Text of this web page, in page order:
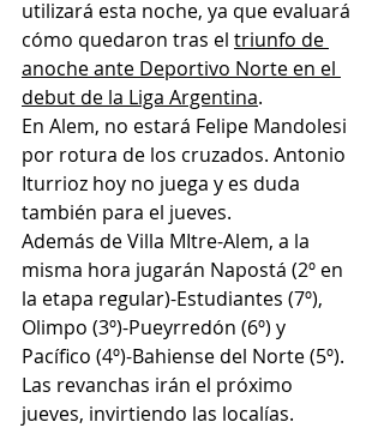
utilizará esta noche, ya que evaluará
cómo quedaron tras el triunfo de
anoche ante Deportivo Norte en el
debut de la Liga Argentina.
En Alem, no estará Felipe Mandolesi
por rotura de los cruzados. Antonio
Iturrioz hoy no juega y es duda
también para el jueves.
Además de Villa MItre-Alem, a la
misma hora jugarán Napostá (2º en
la etapa regular)-Estudiantes (7º),
Olimpo (3º)-Pueyrredón (6º) y
Pacífico (4º)-Bahiense del Norte (5º).
Las revanchas irán el próximo
jueves, invirtiendo las localías.